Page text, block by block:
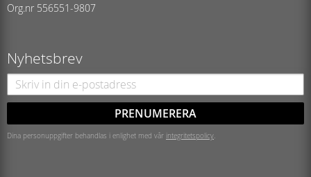
Org.nr 556551-9807
Nyhetsbrev
PRENUMERERA
Dina personuppgifter behandlas i enlighet med vår integritetspolicy